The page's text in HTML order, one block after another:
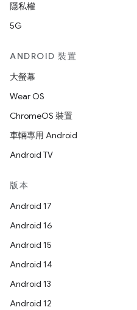
隱私權
5G
ANDROID 裝置
大螢幕
Wear OS
ChromeOS 裝置
車輛專用 Android
Android TV
版本
Android 17
Android 16
Android 15
Android 14
Android 13
Android 12